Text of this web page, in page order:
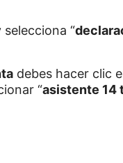
selecciona “
debes hacer clic
“asistente 14